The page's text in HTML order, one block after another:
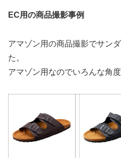
EC用の商品撮影事例
アマゾン用の商品撮影でサン
た。
アマゾン用なのでいろんな角